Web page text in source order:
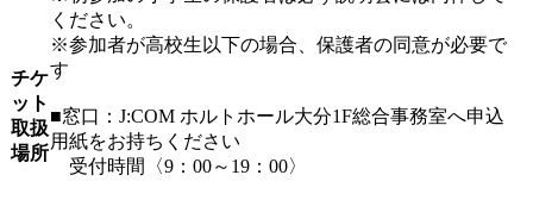
チケ
ット
取扱
場所
ください。
※参加者が高校生以下の場合、保護者の同意が必要で
す
■窓口：J:COM ホルトホール大分1F総合事務室へ申込
用紙をお持ちください
受付時間〈9：00～19：00〉